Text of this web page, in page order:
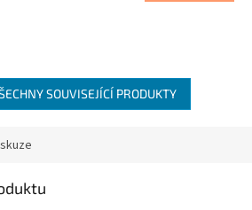
SOUVISEJÍCÍ PRODUKTY